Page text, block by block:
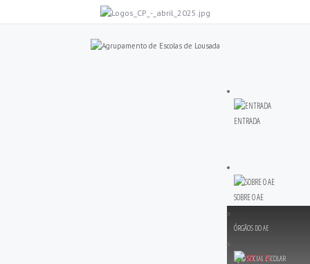
ENTRADA
SOBRE O AE
ÓRGÃOS DO AE
AÇÃO SOCIAL ESCOLAR